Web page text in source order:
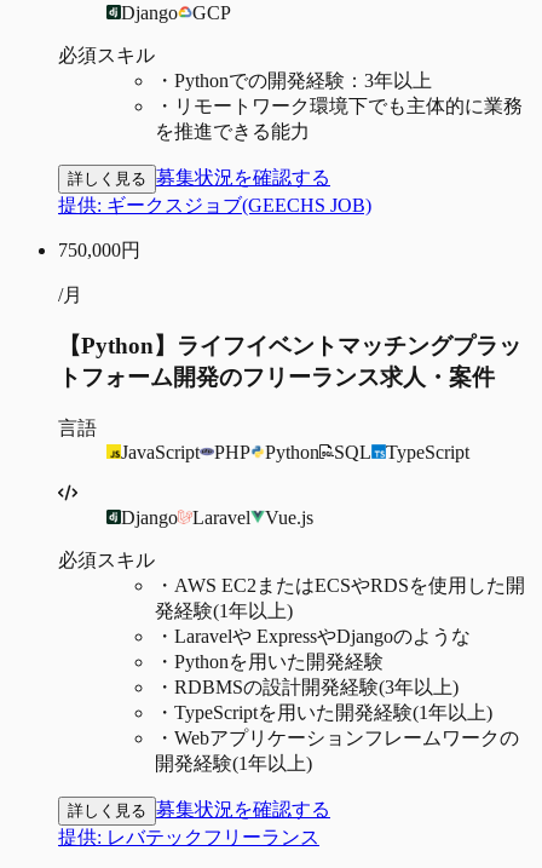
Django GCP
必須スキル
・ Pythonでの開発経験：3年以上
・ リモートワーク環境下でも主体的に業務
を推進できる能力
詳しく見る 募集状況を確認する
提供: ギークスジョブ(GEECHS JOB)
750,000円
/月
【Python】ライフイベントマッチングプラッ
トフォーム開発のフリーランス求人・案件
言語
JavaScript
PHP Python SQL TypeScript
Django Laravel Vue.js
必須スキル
・ AWS EC2またはECSやRDSを使用した開
発経験(1年以上)
・ Laravelや ExpressやDjangoのような
・ Pythonを用いた開発経験
・ RDBMSの設計開発経験(3年以上)
・ TypeScriptを用いた開発経験(1年以上)
・ Webアプリケーションフレームワークの
開発経験(1年以上)
詳しく見る 募集状況を確認する
提供: レバテックフリーランス